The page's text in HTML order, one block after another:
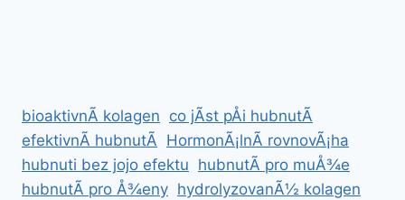
bioaktivnÃ­ kolagen co jÃ­st pÅi hubnutÃ­
efektivnÃ­ hubnutÃ­ HormonÃ¡lnÃ­ rovnovÃ¡ha
hubnuti bez jojo efektu hubnutÃ­ pro muÅ¾e
hubnutÃ­ pro Å¾eny hydrolyzovanÃ½ kolagen